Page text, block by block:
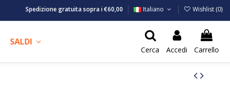
Spedizione gratuita sopra i €60,00 Italiano Wishlist (0)
SALDI
Cerca Accedi Carrello